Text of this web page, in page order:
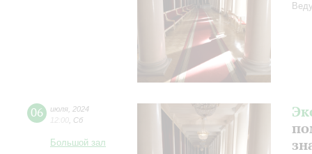
06 июля 2024
12:00 Сб
Большой зал